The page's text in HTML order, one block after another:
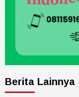
Berita Lainnya